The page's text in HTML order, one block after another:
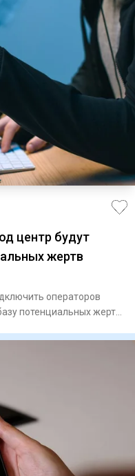
центр будут
жертв
операторов
потенциальных жертв